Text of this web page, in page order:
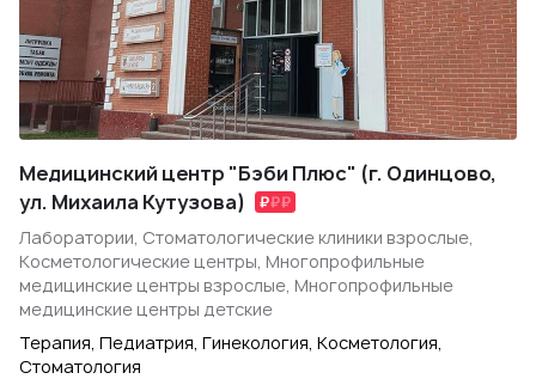
Медицинский центр "Бэби Плюс" (г. Одинцово,
ул. Михаила Кутузова)
Лаборатории, Стоматологические клиники взрослые,
Косметологические центры, Многопрофильные
медицинские центры взрослые, Многопрофильные
медицинские центры детские
Терапия, Педиатрия, Гинекология, Косметология,
Стоматология